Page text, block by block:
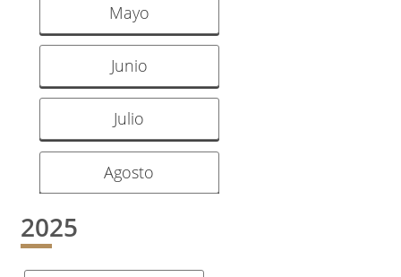
Mayo
Junio
Julio
Agosto
2025